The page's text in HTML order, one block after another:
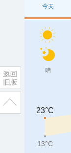
今天
晴
23°C
23°C
13°C
13°C